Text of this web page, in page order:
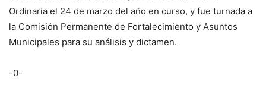
Ordinaria el 24 de marzo del año en curso, y fue turnada a
la Comisión Permanente de Fortalecimiento y Asuntos
Municipales para su análisis y dictamen.
-0-